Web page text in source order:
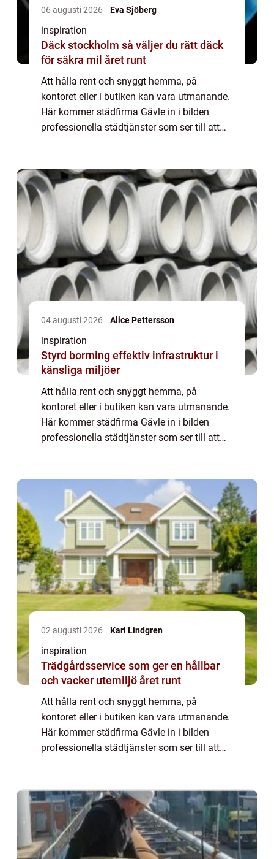
06 augusti 2026 Eva Sjöberg
inspiration
Däck stockholm så väljer du rätt däck
för säkra mil året runt
Att hålla rent och snyggt hemma, på
kontoret eller i butiken kan vara utmanande.
Här kommer städfirma Gävle in i bilden
professionella städtjänster som ser till att
04 augusti 2026 Alice Pettersson
inspiration
Styrd borrning effektiv infrastruktur i
känsliga miljöer
Att hålla rent och snyggt hemma, på
kontoret eller i butiken kan vara utmanande.
Här kommer städfirma Gävle in i bilden
professionella städtjänster som ser till att
02 augusti 2026 Karl Lindgren
inspiration
Trädgårdsservice som ger en hållbar
och vacker utemiljö året runt
Att hålla rent och snyggt hemma, på
kontoret eller i butiken kan vara utmanande.
Här kommer städfirma Gävle in i bilden
professionella städtjänster som ser till att